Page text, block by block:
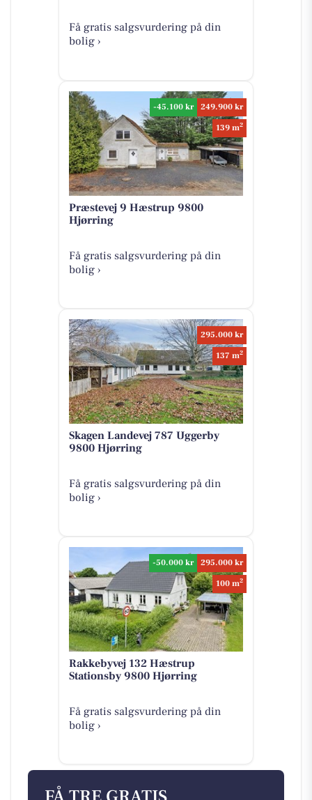
Få gratis salgsvurdering på din
bolig ›
-45.100 kr
249.900 kr
139 m2
Præstevej 9 Hæstrup 9800
Hjørring
Få gratis salgsvurdering på din
bolig ›
295.000 kr
137 m2
Skagen Landevej 787 Uggerby
9800 Hjørring
Få gratis salgsvurdering på din
bolig ›
-50.000 kr
295.000 kr
100 m2
Rakkebyvej 132 Hæstrup
Stationsby 9800 Hjørring
Få gratis salgsvurdering på din
bolig ›